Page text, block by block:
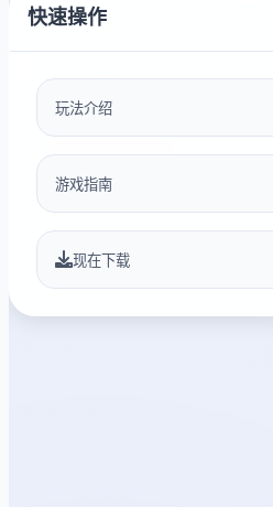
快速操作
玩法介绍
游戏指南
现在下载